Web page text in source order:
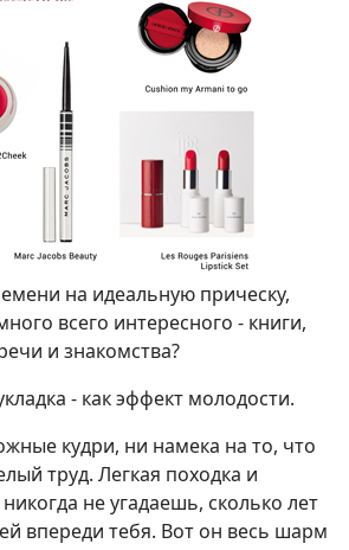
на идеальную прическу,
всего интересного - книги,
и знакомства?
- как эффект молодости.
кудри, ни намека на то, что
труд. Легкая походка и
не угадаешь, сколько лет
впереди тебя. Вот он весь шарм